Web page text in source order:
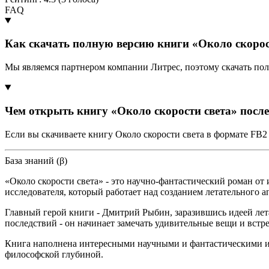
FAQ
Как скачать полную версию книги «Около
Мы являемся партнером компании Литрес, поэтому скачать
Чем открыть книгу «Около скорости света»
Если вы скачиваете книгу Около скорости света в формате
База знаний (β)
«Около скорости света» - это научно-фантастический роман
исследователя, который работает над созданием летательного
Главный герой книги - Дмитрий Рыбин, заразившись идеей
последствий - он начинает замечать удивительные вещи и
Книга наполнена интересными научными и фантастическими
философской глубиной.